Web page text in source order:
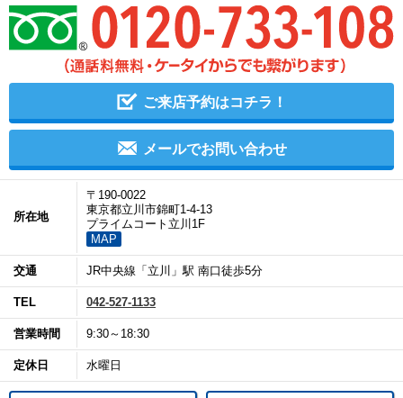
ご来店予約はコチラ！
メールでお問い合わせ
所在地
〒190-0022
東京都立川市錦町1-4-13
プライムコート立川1F
MAP
交通 JR中央線「立川」駅 南口徒歩5分
TEL 042-527-1133
営業時間 9:30～18:30
定休日 水曜日